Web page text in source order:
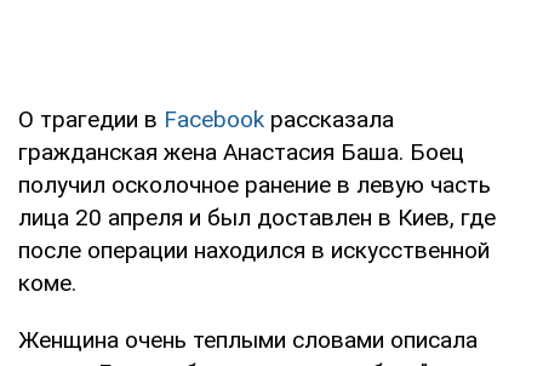
О трагедии в Facebook рассказала
гражданская жена Анастасия Баша. Боец
получил осколочное ранение в левую часть
лица 20 апреля и был доставлен в Киев, где
после операции находился в искусственной
коме.
Женщина очень теплыми словами описала